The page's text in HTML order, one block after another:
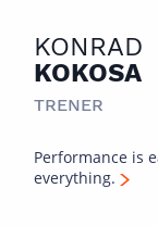
KONRAD
KOKOSA
TRENER
Performance is
everything.